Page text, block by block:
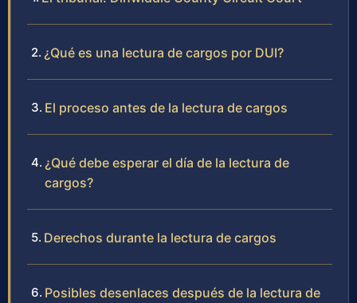
¿Qué es una lectura de cargos por DUI?
El proceso antes de la lectura de cargos
¿Qué debe esperar el día de la lectura de
cargos?
Derechos durante la lectura de cargos
Posibles desenlaces después de la lectura de